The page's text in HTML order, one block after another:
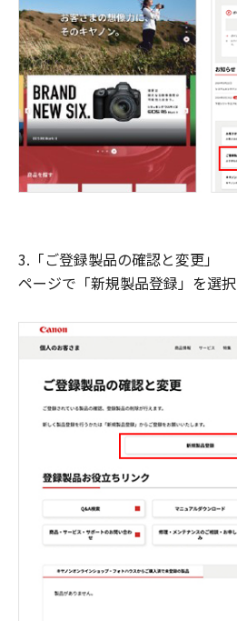
3.「ご登録製品の確認と変更」
ページで「新規製品登録」を選択